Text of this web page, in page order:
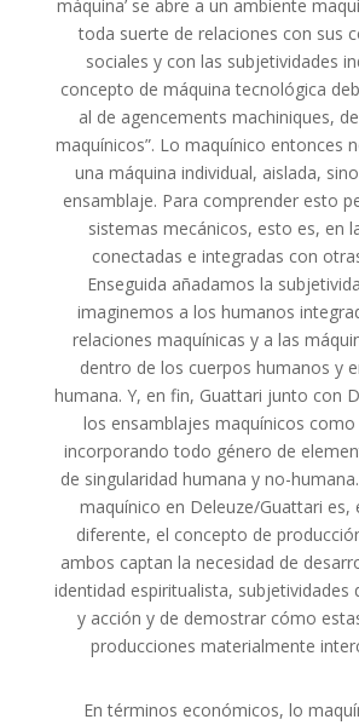
máquina’ se abre a un ambiente
toda suerte de relaciones con sus
sociales y con las subjetividades
concepto de máquina tecnológica
al de agencements machiniques,
maquínicos”. Lo maquínico entonces
una máquina individual, aislada,
ensamblaje. Para comprender esto
sistemas mecánicos, esto es, en
conectadas e integradas con
Enseguida añadamos la
imaginemos a los humanos
relaciones maquínicas y a las
dentro de los cuerpos humanos y
humana. Y, en fin, Guattari junto con
los ensamblajes maquínicos
incorporando todo género de
de singularidad humana y no-
maquínico en Deleuze/Guattari es,
diferente, el concepto de
ambos captan la necesidad de
identidad espiritualista, subjetividades
y acción y de demostrar cómo
producciones materialmente
En términos económicos, lo